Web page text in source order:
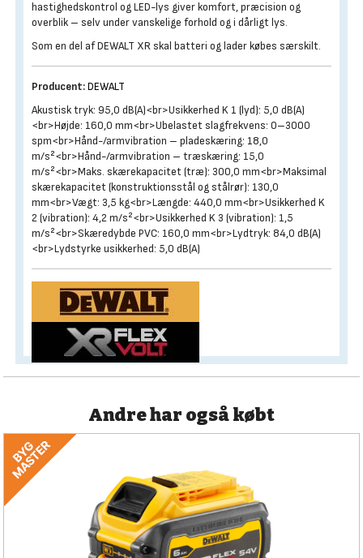
hastighedskontrol og LED-lys giver komfort, præcision og
overblik – selv under vanskelige forhold og i dårligt lys.
Som en del af DEWALT XR skal batteri og lader købes særskilt.
Producent:DEWALT
Akustisk tryk: 95,0 dB(A)<br>Usikkerhed K 1 (lyd): 5,0 dB(A)
<br>Højde: 160,0 mm<br>Ubelastet slagfrekvens: 0–3000
spm<br>Hånd-/armvibration – pladeskæring: 18,0
m/s²<br>Hånd-/armvibration – træskæring: 15,0
m/s²<br>Maks. skærekapacitet (træ): 300,0 mm<br>Maksimal
skærekapacitet (konstruktionsstål og stålrør): 130,0
mm<br>Vægt: 3,5 kg<br>Længde: 440,0 mm<br>Usikkerhed K
2 (vibration): 4,2 m/s²<br>Usikkerhed K 3 (vibration): 1,5
m/s²<br>Skæredybde PVC: 160,0 mm<br>Lydtryk: 84,0 dB(A)
<br>Lydstyrke usikkerhed: 5,0 dB(A)
Andre har også købt